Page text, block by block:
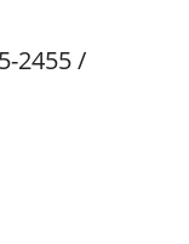
2455 /